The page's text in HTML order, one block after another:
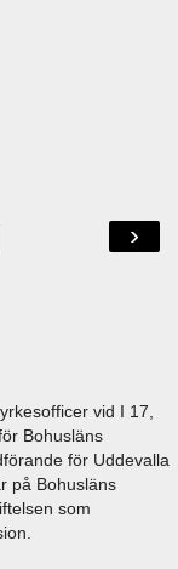
›
vid I 17,
Bohusläns
för Uddevalla
på Bohusläns
som